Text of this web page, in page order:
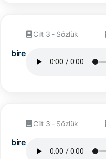
bire
Cilt 3 - Sözlük
bire
Cilt 3 - Sözlük